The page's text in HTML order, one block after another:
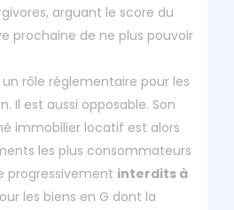
arguant le score du
prochaine de ne plus pouvoir
un rôle réglementaire pour les
Il est aussi opposable. Son
immobilier locatif est alors
les plus consommateurs
progressivement interdits à
les biens en G dont la